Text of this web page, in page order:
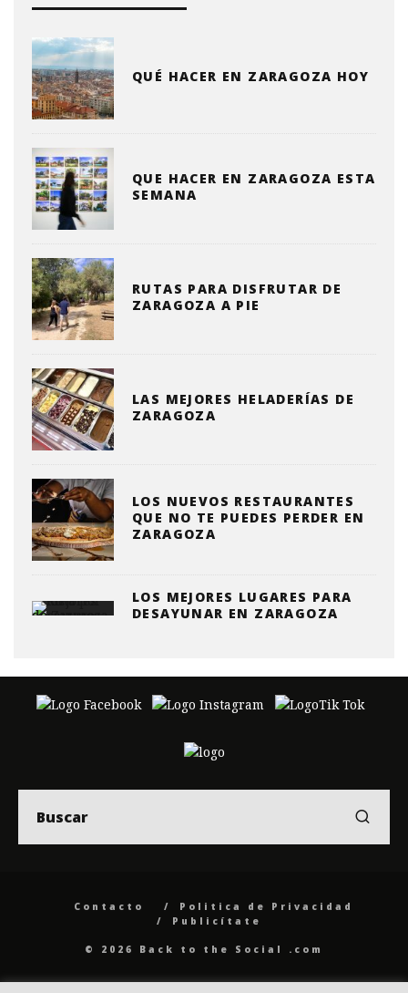
QUÉ HACER EN ZARAGOZA HOY
QUE HACER EN ZARAGOZA ESTA
SEMANA
RUTAS PARA DISFRUTAR DE
ZARAGOZA A PIE
LAS MEJORES HELADERÍAS DE
ZARAGOZA
LOS NUEVOS RESTAURANTES
QUE NO TE PUEDES PERDER EN
ZARAGOZA
LOS MEJORES LUGARES PARA
DESAYUNAR EN ZARAGOZA
Contacto
Politica de Privacidad
Publicítate
© 2026 Back to the Social .com